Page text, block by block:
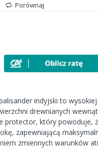
Porównaj
indyjski to
drewnianych
protector, który powoduje,
zapewniającą
zmiennych warunków